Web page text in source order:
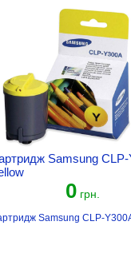
Samsung CLP-
0грн.
Samsung CLP-